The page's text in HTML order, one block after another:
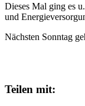
Dieses Mal ging es
und
Nächsten Sonntag
Teilen mit: